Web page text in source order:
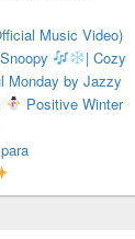
Music Video)
| Cozy
Monday by Jazzy
Positive Winter